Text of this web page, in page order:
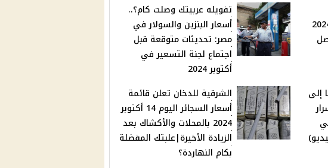
15 أكتوبر 2024
وصل
تفويله عربيتك وصلت كام؟..
أسعار البنزين والسولار في
مصر: تحديثات متوقعة قبل
اجتماع لجنة التسعير في
أكتوبر 2024
إلى
الشرقية للدخان تعلن قائمة
أسعار السجائر اليوم 14 أكتوبر
2024 بالمحلات والأكشاك بعد
الزيادة الأخيرة|علبتك المفضلة
بكام النهاردة؟